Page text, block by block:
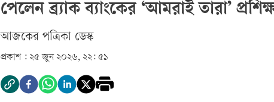
পেলেন ব্র্যাক ব্যাংকের ‘আমরাই তারা’
আজকের পত্রিকা ডেস্ক­
প্রকাশ : ২৫ জুন ২০২৬, ২২: ৫১